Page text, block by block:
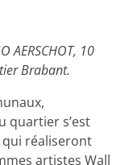
AERSCHOT, 10
Brabant.
quartier s’est
réaliseront
artistes Wall